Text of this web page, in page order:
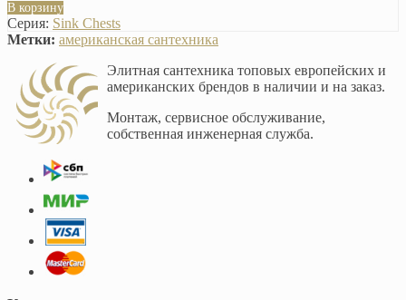
В корзину
Серия: Sink Chests
Метки: американская сантехника
Элитная сантехника топовых европейских и
американских брендов в наличии и на заказ.
Монтаж, сервисное обслуживание,
собственная инженерная служба.